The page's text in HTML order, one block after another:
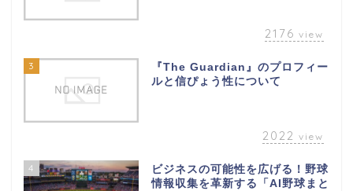
2176 view
3
『The Guardian』のプロフィー
ルと信ぴょう性について
2022 view
4
ビジネスの可能性を広げる！野球
情報収集を革新する「AI野球まと